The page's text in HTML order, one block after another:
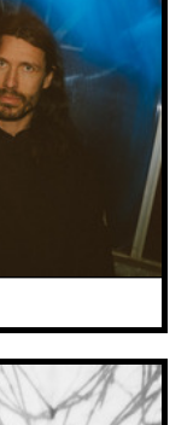
trip tussen
BLACK CAT